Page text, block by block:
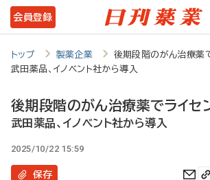
メ
イ
コ
ン
テ
ツ
会員登録
トップ 製薬企業
後期段階のがん治療
武田薬品、イノベント社から導入
後期段階のがん治療薬でライセ
武田薬品、イノベント社から導入
2025/10/22 15:59
保存